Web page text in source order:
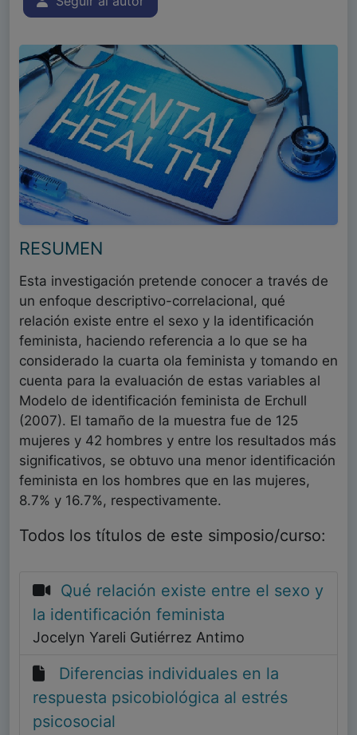
RESUMEN
Esta investigación pretende conocer a través de
un enfoque descriptivo-correlacional, qué
relación existe entre el sexo y la identificación
feminista, haciendo referencia a lo que se ha
considerado la cuarta ola feminista y tomando en
cuenta para la evaluación de estas variables al
Modelo de identificación feminista de Erchull
(2007). El tamaño de la muestra fue de 125
mujeres y 42 hombres y entre los resultados más
significativos, se obtuvo una menor identificación
feminista en los hombres que en las mujeres,
8.7% y 16.7%, respectivamente.
Todos los títulos de este simposio/curso:
Qué relación existe entre el sexo y
la identificación feminista
Jocelyn Yareli Gutiérrez Antimo
Diferencias individuales en la
respuesta psicobiológica al estrés
psicosocial